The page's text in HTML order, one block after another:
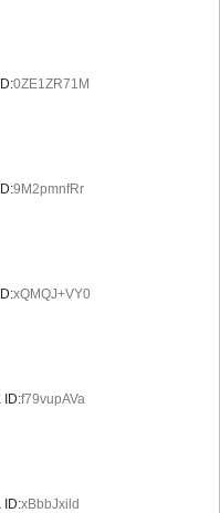
ID:0ZE1ZR71M
ID:9M2pmnfRr
ID:xQMQJ+VY0
ID:f79vupAVa
ID:xBbbJxild